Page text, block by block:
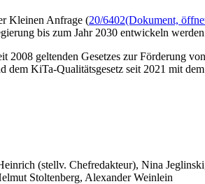
Kleinen Anfrage (20/6402(Dokument,
bis zum Jahr 2030 entwickeln
geltenden Gesetzes zur Förderung
dem KiTa-Qualitätsgesetz seit 2021 mit
(stellv. Chefredakteur), Nina
Stoltenberg, Alexander Weinlein